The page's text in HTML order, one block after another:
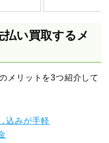
い買取するメ
メリットを3つ紹介して
込みが手軽